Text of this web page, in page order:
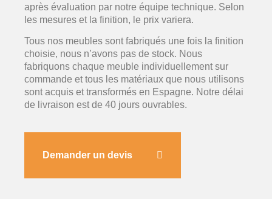
après évaluation par notre équipe technique. Selon
les mesures et la finition, le prix variera.
Tous nos meubles sont fabriqués une fois la finition
choisie, nous n’avons pas de stock. Nous
fabriquons chaque meuble individuellement sur
commande et tous les matériaux que nous utilisons
sont acquis et transformés en Espagne. Notre délai
de livraison est de 40 jours ouvrables.
Demander un devis